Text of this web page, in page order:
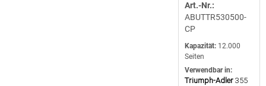
Art.-Nr.:
ABUTTR530500-
CP
Kapazität: 12.000
Seiten
Verwendbar in:
Triumph-Adler 355